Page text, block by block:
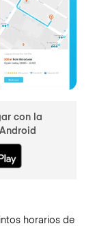
con la
horarios de